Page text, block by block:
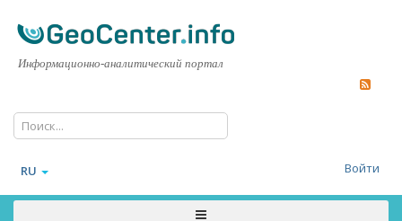
Информационно-аналитический портал
RU Войти